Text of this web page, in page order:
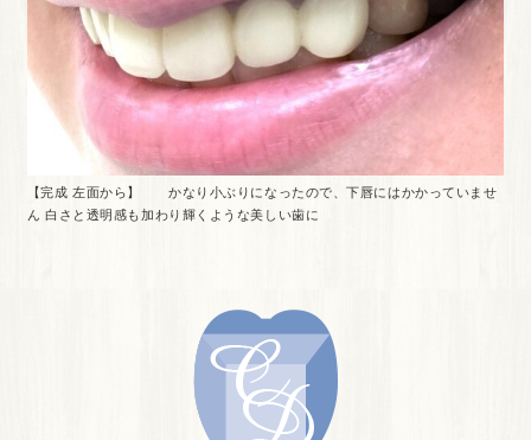
【完成 左面から】 かなり小ぶりになったので、下唇にはかかっていませ
ん 白さと透明感も加わり輝くような美しい歯に